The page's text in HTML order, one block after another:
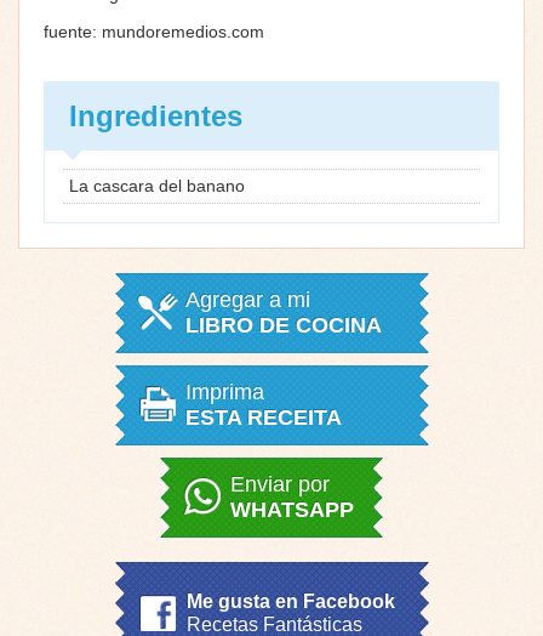
fuente: mundoremedios.com
Ingredientes
La cascara del banano
Agregar a mi
LIBRO DE COCINA
Imprima
ESTA RECEITA
Enviar por
WHATSAPP
Me gusta en Facebook
Recetas Fantásticas